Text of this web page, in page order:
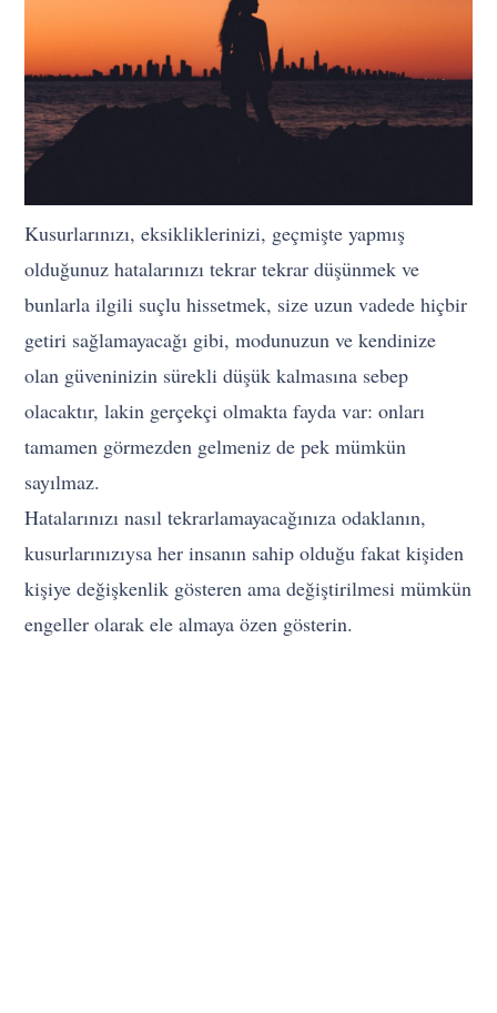
Kusurlarınızı, eksikliklerinizi, geçmişte yapmış
olduğunuz hatalarınızı tekrar tekrar düşünmek ve
bunlarla ilgili suçlu hissetmek, size uzun vadede hiçbir
getiri sağlamayacağı gibi, modunuzun ve kendinize
olan güveninizin sürekli düşük kalmasına sebep
olacaktır, lakin gerçekçi olmakta fayda var: onları
tamamen görmezden gelmeniz de pek mümkün
sayılmaz.
Hatalarınızı nasıl tekrarlamayacağınıza odaklanın,
kusurlarınızıysa her insanın sahip olduğu fakat kişiden
kişiye değişkenlik gösteren ama değiştirilmesi mümkün
engeller olarak ele almaya özen gösterin.